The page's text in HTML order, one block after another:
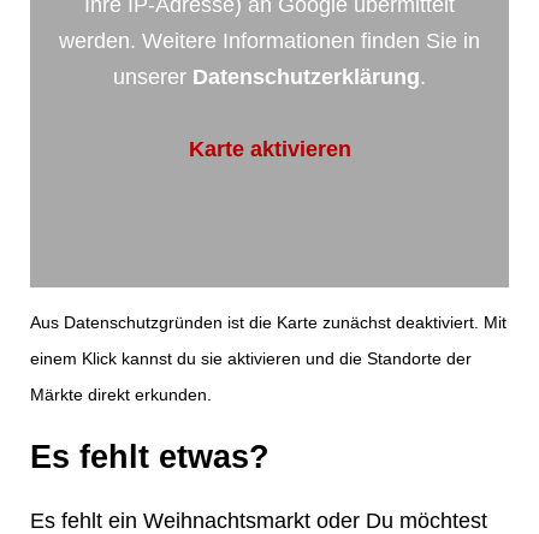
werden. Weitere Informationen finden Sie in
unserer Datenschutzerklärung.
Karte aktivieren
Aus Datenschutzgründen ist die Karte zunächst deaktiviert. Mit
einem Klick kannst du sie aktivieren und die Standorte der
Märkte direkt erkunden.
Es fehlt etwas?
Es fehlt ein Weihnachtsmarkt oder Du möchtest